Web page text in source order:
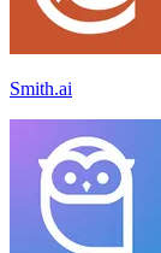
Smith.ai